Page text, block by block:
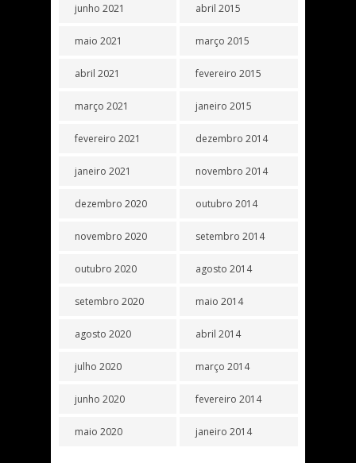
junho 2021
maio 2021
abril 2021
março 2021
fevereiro 2021
janeiro 2021
dezembro 2020
novembro 2020
outubro 2020
setembro 2020
agosto 2020
julho 2020
junho 2020
maio 2020
abril 2015
março 2015
fevereiro 2015
janeiro 2015
dezembro 2014
novembro 2014
outubro 2014
setembro 2014
agosto 2014
maio 2014
abril 2014
março 2014
fevereiro 2014
janeiro 2014